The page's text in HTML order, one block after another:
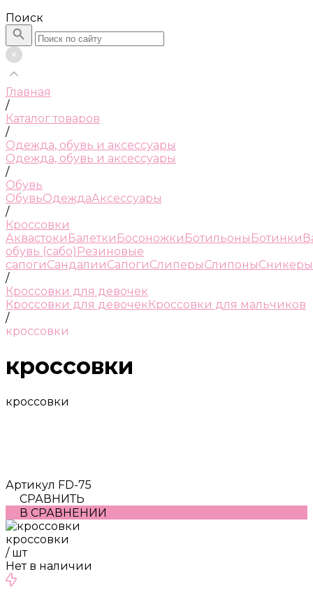
Поиск
Главная
/
Каталог товаров
/
Одежда, обувь и аксессуары
Одежда, обувь и аксессуары
/
Обувь
ОбувьОдеждаАксессуары
/
Кроссовки
Аквастоки Балетки Босоножки Ботильоны Ботинки
обувь (сабо) Резиновые
сапогиСандалииСапогиСлиперыСлипоныСникеры
/
Кроссовки для девочек
Кроссовки для девочекКроссовки для мальчиков
/
кроссовки
кроссовки
кроссовки
Артикул FD-75
СРАВНИТЬ
В СРАВНЕНИИ
кроссовки
/ шт
Нет в наличии